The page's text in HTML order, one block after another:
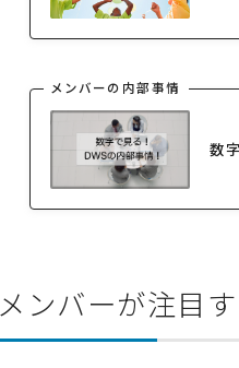
メンバーの内部事情
数
メンバーが注目